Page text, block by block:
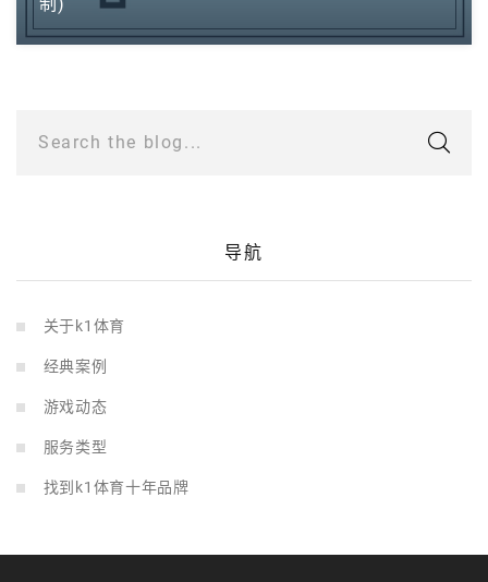
Search the blog...
导航
关于k1体育
经典案例
游戏动态
服务类型
找到k1体育十年品牌